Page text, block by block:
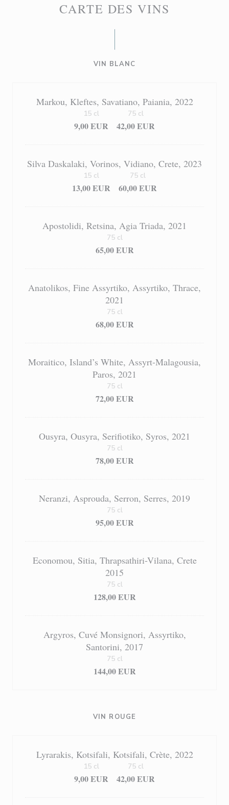
CARTE DES VINS
VIN BLANC
Markou, Kleftes, Savatiano, Paiania, 2022
9,00 EUR
15 cl
42,00 EUR
75 cl
Silva Daskalaki, Vorinos, Vidiano, Crete, 2023
13,00 EUR
15 cl
60,00 EUR
75 cl
Apostolidi, Retsina, Agia Triada, 2021
65,00 EUR
75 cl
Anatolikos, Fine Assyrtiko, Assyrtiko, Thrace,
2021
68,00 EUR
75 cl
Moraitico, Island’s White, Assyrt-Malagousia,
Paros, 2021
72,00 EUR
75 cl
Ousyra, Ousyra, Serifiotiko, Syros, 2021
78,00 EUR
75 cl
Neranzi, Asprouda, Serron, Serres, 2019
95,00 EUR
75 cl
Economou, Sitia, Thrapsathiri-Vilana, Crete
2015
128,00 EUR
75 cl
Argyros, Cuvé Monsignori, Assyrtiko,
Santorini, 2017
144,00 EUR
75 cl
VIN ROUGE
Lyrarakis, Kotsifali, Kotsifali, Crète, 2022
9,00 EUR
15 cl
42,00 EUR
75 cl